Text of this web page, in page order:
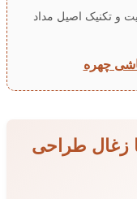
و تکنیک اصیل مداد
چهره
زغال طراحی